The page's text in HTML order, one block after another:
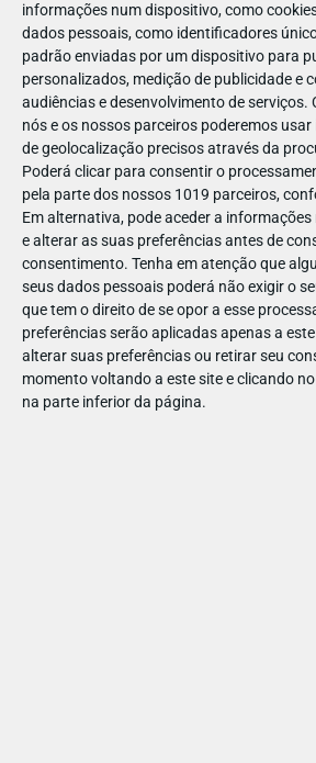
informações num dispositivo, como
dados pessoais, como identificadores
padrão enviadas por um dispositivo para
personalizados, medição de publicidade e
audiências e desenvolvimento de serviços.
nós e os nossos parceiros poderemos
de geolocalização precisos através da
Poderá clicar para consentir o
pela parte dos nossos 1019 parceiros,
Em alternativa, pode aceder a
e alterar as suas preferências antes de
consentimento. Tenha em atenção que
seus dados pessoais poderá não exigir o
que tem o direito de se opor a esse
preferências serão aplicadas apenas a
alterar suas preferências ou retirar seu
momento voltando a este site e clicando
na parte inferior da página.
depois de provarem as pizzas, massas,
chocolate oufrench toast, já não vão
andanças.
5.Pizzaria Com PINTA
Dê um saltinho à Ericeira e perca-se nas
hambúrgueres, saladas e bifes da
nome não foi escolhido por acaso. Aqui
mesmo pintar à mesa, mas sem
O espaço é muito acolhedor e tem
funcionários são uma simpatia e os
recomendados por quem aqui passa
tamboril, obolo de queijoe as
6.Capricciosa